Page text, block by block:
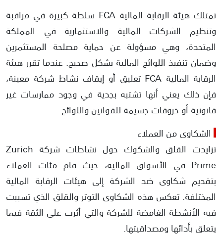
تمتلك هيئة الرقابة المالية FCA سلطة كبيرة في مراقبة
وتنظيم الشركات المالية والاستثمارية في المملكة
المتحدة، وهي مسؤولة عن حماية مصلحة المستثمرين
وضمان تنفيذ اللوائح المالية بشكل صحيح. عندما تقرر هيئة
الرقابة المالية FCA تعليق أو إيقاف نشاط شركة معينة،
فإن ذلك يعني أنها تشتبه بجدية في وجود ممارسات غير
قانونية أو خروقات جسيمة للقوانين واللوائح
الشكاوى من العملاء
تزايدت القلق والشكوك حول نشاطات شركة Zurich
Prime في الأسواق المالية، حيث قام مئات العملاء
بتقديم شكاوى ضد الشركة إلى هيئات الرقابة المالية
المختلفة. تعكس هذه الشكاوى التوتر والقلق الذي تسببت
فيه الأنشطة الغامضة للشركة والتي أثرت على الثقة فيما
يتعلق بأدائها ومصداقيتها.